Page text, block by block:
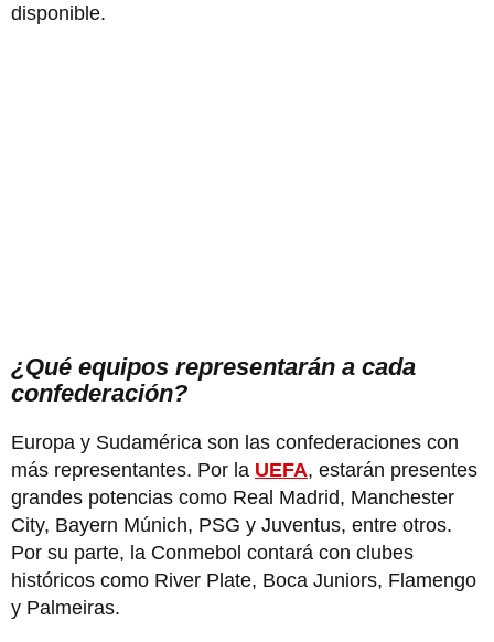
disponible.
¿Qué equipos representarán a cada
confederación?
Europa y Sudamérica son las confederaciones con
más representantes. Por la UEFA, estarán presentes
grandes potencias como Real Madrid, Manchester
City, Bayern Múnich, PSG y Juventus, entre otros.
Por su parte, la Conmebol contará con clubes
históricos como River Plate, Boca Juniors, Flamengo
y Palmeiras.